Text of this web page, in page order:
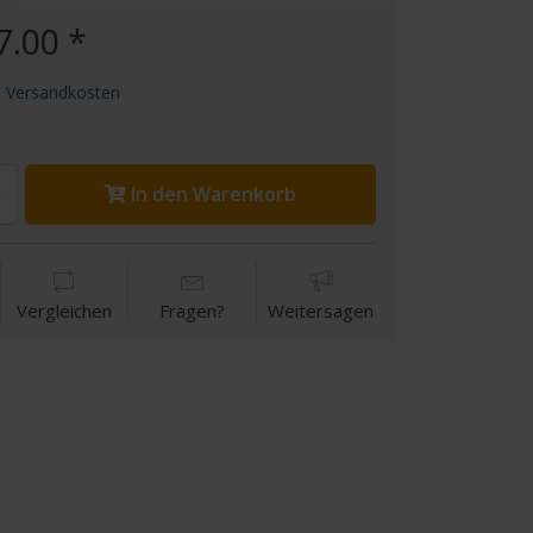
*
Versandkosten
In den Warenkorb
Vergleichen Fragen? Weitersagen